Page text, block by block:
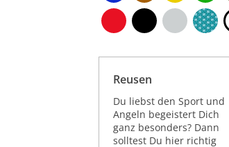
Reusen
Du liebst den Sport und
Angeln begeistert Dich
ganz besonders? Dann
solltest Du hier richtig